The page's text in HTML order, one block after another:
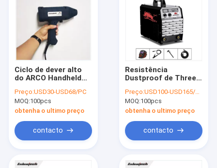
Ciclo de dever alto
do ARCO Handheld
inversor do
Muttahida Majlis-E-
Amal 160 do inversor
da C.C.
Preço:USD30-USD68/PC
MOQ:100pcs
obtenha o ultimo preço
contacto
Resistência
Dustproof de Three
soldador do inversor
do Muttahida Majlis-
E-Amal do ARCO
400A
Preço:USD100-USD165/PC
MOQ:100pcs
obtenha o ultimo preço
contacto